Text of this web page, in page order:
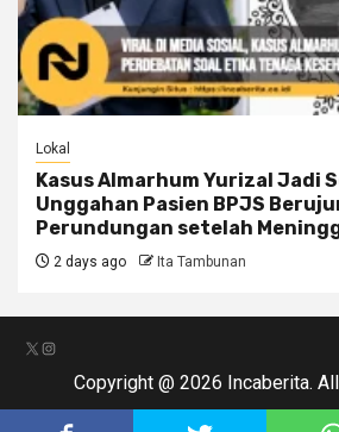
Lokal
Kasus Almarhum Yurizal Jadi
Unggahan Pasien BPJS
Perundungan setelah
2 days ago Ita Tambunan
X Instagram
Copyright @ 2026 Incaberita.